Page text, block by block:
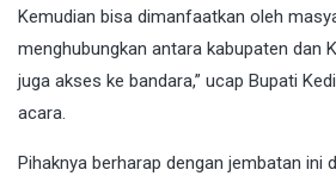
Kemudian bisa dimanfaatkan oleh
menghubungkan antara kabupaten dan
juga akses ke bandara,” ucap Bupati
acara.
Pihaknya berharap dengan jembatan ini